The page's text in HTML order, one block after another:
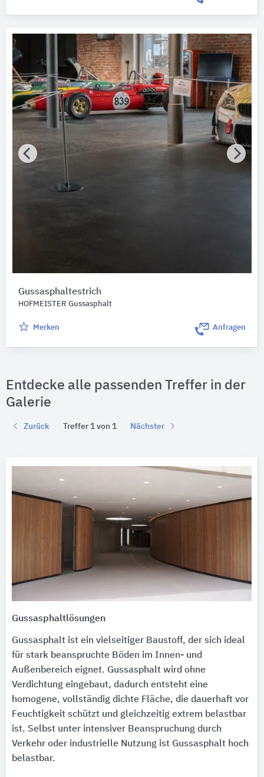
Gussasphaltestrich
HOFMEISTER Gussasphalt
Merken Anfragen
Entdecke alle passenden Treffer in der
Galerie
Zurück Treffer 1 von 1 Nächster
Gussasphaltlösungen
Gussasphalt ist ein vielseitiger Baustoff, der sich ideal
für stark beanspruchte Böden im Innen- und
Außenbereich eignet. Gussasphalt wird ohne
Verdichtung eingebaut, dadurch entsteht eine
homogene, vollständig dichte Fläche, die dauerhaft vor
Feuchtigkeit schützt und gleichzeitig extrem belastbar
ist. Selbst unter intensiver Beanspruchung durch
Verkehr oder industrielle Nutzung ist Gussasphalt hoch
belastbar.